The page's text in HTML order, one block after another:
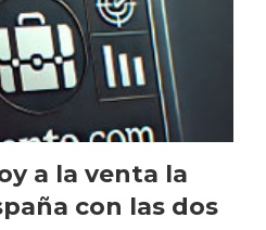
a la venta la
con las dos